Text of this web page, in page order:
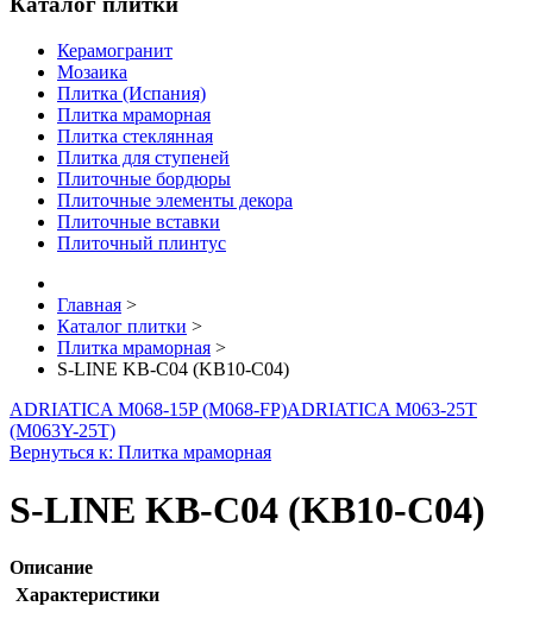
Керамогранит
Мозаика
Плитка (Испания)
Плитка мраморная
Плитка стеклянная
Плитка для ступеней
Плиточные бордюры
Плиточные элементы декора
Плиточные вставки
Плиточный плинтус
Главная >
Каталог плитки >
Плитка мраморная >
S-LINE KB-C04 (KB10-C04)
ADRIATICA M068-15P (M068-FP)ADRIATICA M063-25T
(M063Y-25T)
Вернуться к: Плитка мраморная
S-LINE KB-C04 (KB10-C04)
Описание
Характеристики